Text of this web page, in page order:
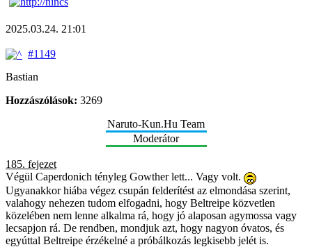
2025.03.24. 21:01
#1149
Bastian
Hozzászólások: 3269
Naruto-Kun.Hu Team
Moderátor
185. fejezet
Végül Caperdonich tényleg Gowther lett... Vagy volt.
Ugyanakkor hiába végez csupán felderítést az elmondása szerint,
valahogy nehezen tudom elfogadni, hogy Beltreipe közvetlen
közelében nem lenne alkalma rá, hogy jó alaposan agymossa vagy
lecsapjon rá. De rendben, mondjuk azt, hogy nagyon óvatos, és
egyúttal Beltreipe érzékelné a próbálkozás legkisebb jelét is.